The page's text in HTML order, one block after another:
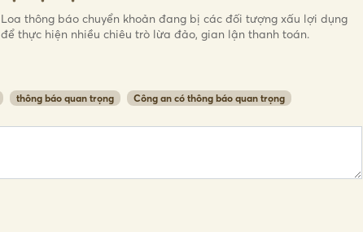
Loa thông báo chuyển khoản đang bị các đối tượng xấu lợi dụng
để thực hiện nhiều chiêu trò lừa đảo, gian lận thanh toán.
thông báo quan trọng Công an có thông báo quan trọng